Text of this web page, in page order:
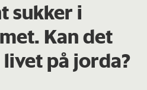
sukker i
Kan det
på jorda?